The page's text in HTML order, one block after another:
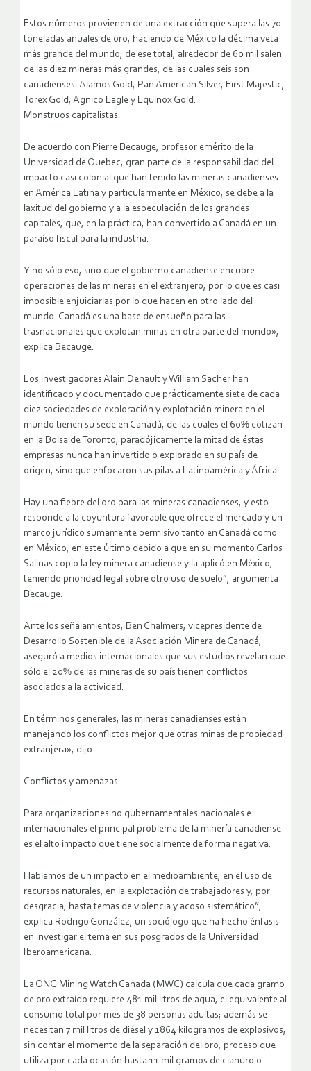
Estos números provienen de una extracción que supera las 70
toneladas anuales de oro, haciendo de México la décima veta
más grande del mundo; de ese total, alrededor de 60 mil salen
de las diez mineras más grandes, de las cuales seis son
canadienses: Alamos Gold, Pan American Silver, First Majestic,
Torex Gold, Agnico Eagle y Equinox Gold.
Monstruos capitalistas.
De acuerdo con Pierre Becauge, profesor emérito de la
Universidad de Quebec, gran parte de la responsabilidad del
impacto casi colonial que han tenido las mineras canadienses
en América Latina y particularmente en México, se debe a la
laxitud del gobierno y a la especulación de los grandes
capitales, que, en la práctica, han convertido a Canadá en un
paraíso fiscal para la industria.
Y no sólo eso, sino que el gobierno canadiense encubre
operaciones de las mineras en el extranjero, por lo que es casi
imposible enjuiciarlas por lo que hacen en otro lado del
mundo. Canadá es una base de ensueño para las
trasnacionales que explotan minas en otra parte del mundo»,
explica Becauge.
Los investigadores Alain Denault y William Sacher han
identificado y documentado que prácticamente siete de cada
diez sociedades de exploración y explotación minera en el
mundo tienen su sede en Canadá, de las cuales el 60% cotizan
en la Bolsa de Toronto; paradójicamente la mitad de éstas
empresas nunca han invertido o explorado en su país de
origen, sino que enfocaron sus pilas a Latinoamérica y África.
Hay una fiebre del oro para las mineras canadienses, y esto
responde a la coyuntura favorable que ofrece el mercado y un
marco jurídico sumamente permisivo tanto en Canadá como
en México, en este último debido a que en su momento Carlos
Salinas copio la ley minera canadiense y la aplicó en México,
teniendo prioridad legal sobre otro uso de suelo”, argumenta
Becauge.
Ante los señalamientos, Ben Chalmers, vicepresidente de
Desarrollo Sostenible de la Asociación Minera de Canadá,
aseguró a medios internacionales que sus estudios revelan que
sólo el 20% de las mineras de su país tienen conflictos
asociados a la actividad.
En términos generales, las mineras canadienses están
manejando los conflictos mejor que otras minas de propiedad
extranjera», dijo.
Conflictos y amenazas
Para organizaciones no gubernamentales nacionales e
internacionales el principal problema de la minería canadiense
es el alto impacto que tiene socialmente de forma negativa.
Hablamos de un impacto en el medioambiente, en el uso de
recursos naturales, en la explotación de trabajadores y, por
desgracia, hasta temas de violencia y acoso sistemático”,
explica Rodrigo González, un sociólogo que ha hecho énfasis
en investigar el tema en sus posgrados de la Universidad
Iberoamericana.
La ONG Mining Watch Canada (MWC) calcula que cada gramo
de oro extraído requiere 481 mil litros de agua, el equivalente al
consumo total por mes de 38 personas adultas; además se
necesitan 7 mil litros de diésel y 1864 kilogramos de explosivos,
sin contar el momento de la separación del oro, proceso que
utiliza por cada ocasión hasta 11 mil gramos de cianuro o